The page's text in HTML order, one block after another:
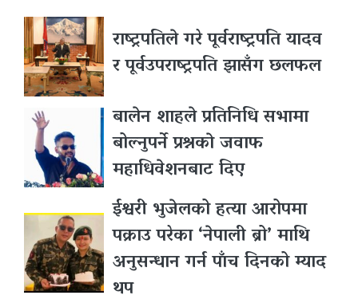
राष्ट्रपतिले गरे पूर्वराष्ट्रपति यादव
र पूर्वउपराष्ट्रपति झासँग छलफल
बालेन शाहले प्रतिनिधि सभामा
बोल्नुपर्ने प्रश्नकाे जवाफ
महाधिवेशनबाट दिए
ईश्वरी भुजेलको हत्या आरोपमा
पक्राउ परेका ‘नेपाली ब्रो’ माथि
अनुसन्धान गर्न पाँच दिनको म्याद
थप